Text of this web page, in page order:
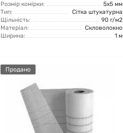
Розмір комірки:
5x5 мм
Тип:
Сітка штукатурна
Щільність:
90 г/м2
Матеріал:
Скловолокно
Ширина:
1 м
Продано